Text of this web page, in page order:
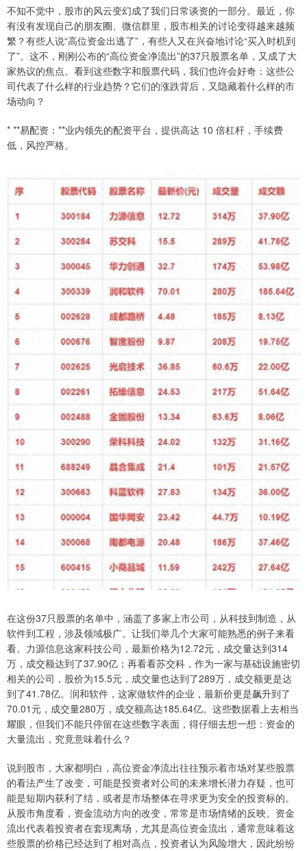
不知不觉中，股市的风云变幻成了我们日常谈资的一部分。最近，你
有没有发现自己的朋友圈、微信群里，股市相关的讨论变得越来越频
繁？有些人说“高位资金出逃了”，有些人又在兴奋地讨论“买入时机到
了”。这不，刚刚公布的“高位资金净流出”的37只股票名单，又成了大
家热议的焦点。看到这些数字和股票代码，我们也许会好奇：这些公
司代表了什么样的行业趋势？它们的涨跌背后，又隐藏着什么样的市
场动向？
* **易配资：**业内领先的配资平台，提供高达 10 倍杠杆，手续费
低，风控严格。
在这份37只股票的名单中，涵盖了多家上市公司，从科技到制造，从
软件到工程，涉及领域极广。让我们举几个大家可能熟悉的例子来看
看。力源信息这家科技公司，最新价格为12.72元，成交量达到314
万，成交额达到了37.90亿；再看看苏交科，作为一家与基础设施密切
相关的公司，股价为15.5元，成交量也达到了289万，成交额更是达
到了41.78亿。润和软件，这家做软件的企业，最新价更是飙升到了
70.01元，成交量280万，成交额高达185.64亿。这些数据看上去相当
耀眼，但我们不能只停留在这些数字表面，得仔细去想一想：资金的
大量流出，究竟意味着什么？
说到股市，大家都明白，高位资金净流出往往预示着市场对某些股票
的看法产生了改变，可能是投资者对公司的未来增长潜力存疑，也可
能是短期内获利了结，或者是市场整体在寻求更为安全的投资标的。
从股市角度看，资金流动方向的改变，常常是市场情绪的反映。资金
流出代表着投资者在套现离场，尤其是高位资金流出，通常意味着这
些股票的价格已经达到了相对高点，投资者认为风险增大，因此纷纷